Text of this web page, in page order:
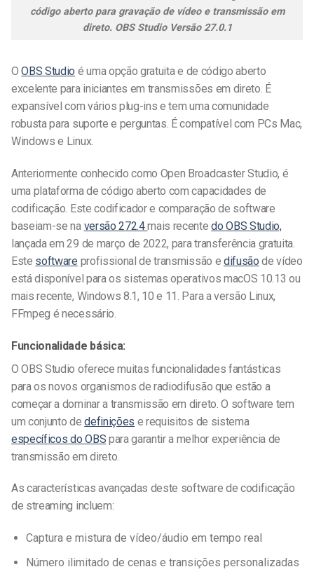
código aberto para gravação de vídeo e transmissão em
direto. OBS Studio Versão 27.0.1
OOBS Studio é uma opção gratuita e de código aberto
excelente para iniciantes em transmissões em direto. É
expansível com vários plug-ins e tem uma comunidade
robusta para suporte e perguntas. É compatível com PCs Mac,
Windows e Linux.
Anteriormente conhecido como Open Broadcaster Studio, é
uma plataforma de código aberto com capacidades de
codificação. Este codificador e comparação de software
baseiam-se na versão 272.4mais recentedo OBS Studio,
lançada em 29 de março de 2022, para transferência gratuita.
Este software profissional de transmissão e difusão de vídeo
está disponível para os sistemas operativos macOS 10.13 ou
mais recente, Windows 8.1, 10 e 11. Para a versão Linux,
FFmpeg é necessário.
Funcionalidade básica:
O OBS Studio oferece muitas funcionalidades fantásticas
para os novos organismos de radiodifusão que estão a
começar a dominar a transmissão em direto. O software tem
um conjunto dedefinições e requisitos de sistema
específicos do OBS para garantir a melhor experiência de
transmissão em direto.
As características avançadas deste software de codificação
de streaming incluem:
Captura e mistura de vídeo/áudio em tempo real
Número ilimitado de cenas e transições personalizadas